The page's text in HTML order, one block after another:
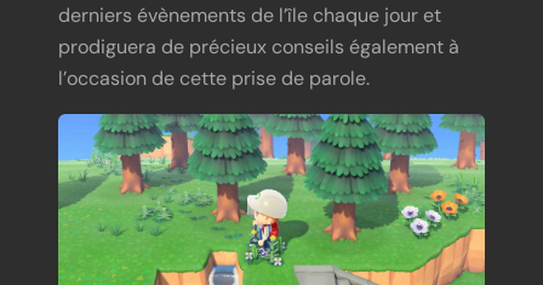
derniers évènements de l’île chaque jour et
prodiguera de précieux conseils également à
l’occasion de cette prise de parole.